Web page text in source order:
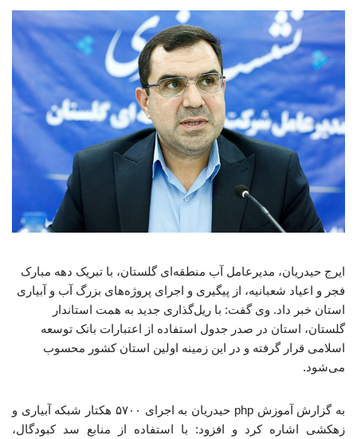
ایرج حیدریان، مدیرعامل آب منطقه‌ای گلستان، با تبریک دهه مبارک
فجر و اعیاد شعبانیه، از پیگیری و اجرای پروژه‌های بزرگ آب و آبیاری
استان خبر داد. وی گفت: با ریل‌گذاری جدید به همت استاندار
گلستان، استان در صدر جدول استفاده از اعتبارات بانک توسعه
اسلامی قرار گرفته و در این زمینه اولین استان کشور محسوب
می‌شود.
به گزارش آموزش php حیدریان به اجرای ۵۷۰۰ هکتار شبکه آبیاری و
زهکشی اشاره کرد و افزود: با استفاده از منابع سد کبودگال،